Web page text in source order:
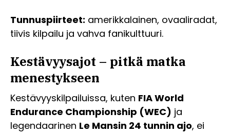
Tunnuspiirteet: amerikkalainen, ovaaliradat,
tiivis kilpailu ja vahva fanikulttuuri.
Kestävyysajot – pitkä matka
menestykseen
Kestävyyskilpailuissa, kuten FIA World
Endurance Championship (WEC) ja
legendaarinen Le Mansin 24 tunnin ajo, ei